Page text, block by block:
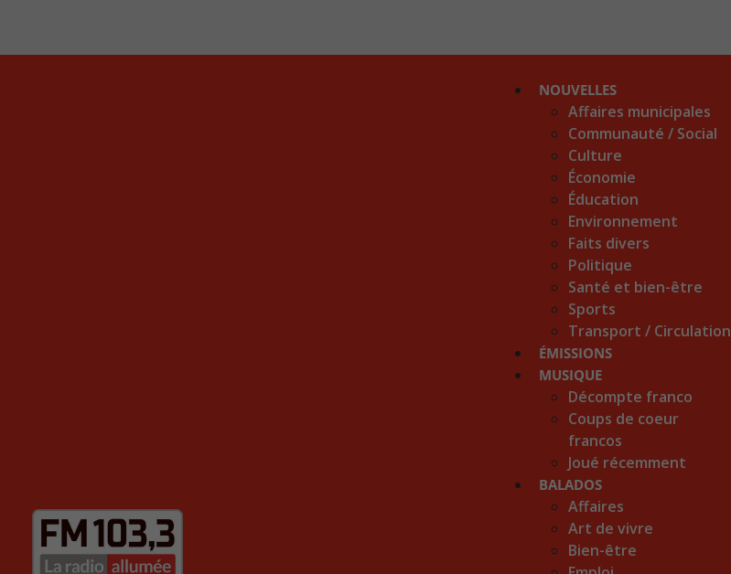
NOUVELLES
Affaires municipales
Communauté / Social
Culture
Économie
Éducation
Environnement
Faits divers
Politique
Santé et bien-être
Sports
Transport / Circulation
ÉMISSIONS
MUSIQUE
Décompte franco
Coups de coeur
francos
Joué récemment
BALADOS
Affaires
Art de vivre
Bien-être